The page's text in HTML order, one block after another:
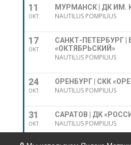
11
ОКТ.
МУРМАНСК | ДК ИМ.
NAUTILUS POMPILIUS
17
ОКТ.
САНКТ-ПЕТЕРБУРГ |
«ОКТЯБРЬСКИЙ»
NAUTILUS POMPILIUS
24
ОКТ.
ОРЕНБУРГ | СКК
NAUTILUS POMPILIUS
31
ОКТ.
САРАТОВ | ДК
NAUTILUS POMPILIUS